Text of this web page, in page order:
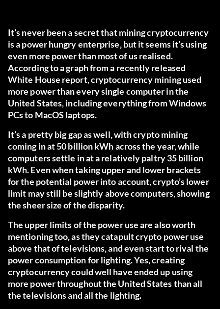
It’s never been a secret that mining cryptocurrency
is a power hungry enterprise, but it seems it’s using
even more power than most of us realised.
According toa graphfrom a recently released
White House report, cryptocurrency mining used
more power than every single computer in the
United States, including everything from Windows
PCs to MacOS laptops.
It’s a pretty big gap as well, with crypto mining
coming in at 50 billion kWh across the year, while
computers settle in at a relatively paltry 35 billion
kWh. Even when taking upper and lower brackets
for the potential power into account, crypto’s lower
limit may still be slightly above computers, showing
the sheer size of the disparity.
The upper limits of the power use are also worth
mentioning too, as they catapult crypto power use
above that of televisions, and even start to rival the
power consumption for lighting. Yes, creating
cryptocurrency could well have ended up using
more power throughout the United States than all
the televisions and all the lighting.